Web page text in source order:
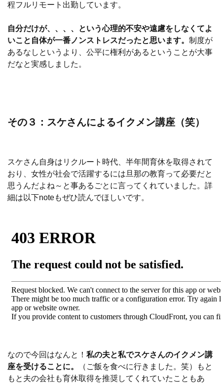
程フルリモート出勤しています。
自分だけが、、、、という心理的不安や遠慮をしなくてよ
いこと自体が一番ノンストレスだったと思います。 制度が
あるなしというより、公平に権利があるということが大事
だなと実感しました。
その３：スケさんによるイクメン講座（笑）
スケさん自身はリクルート時代、半年間育休を取得されて
おり、女性が社会で活躍するには旦那の教育って必要だと
思うんだよね～と事あるごとに言ってくれていました。詳
細は以下noteもぜひ読んでほしいです。
なので今回はなんと！ 私の夫と私でスケさんのイクメン講
座を受けることに。
（ご飯を食べに行きました。笑）もと
もと夫の会社も育休取得を推奨してくれていたこともあ